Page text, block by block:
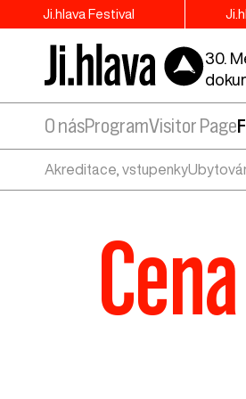
Ji.hlava Festival
30.
O násProgramVisitor Page
Akreditace, vstupenky